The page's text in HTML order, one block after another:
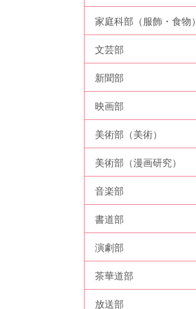
家庭科部（服飾・食物）
文芸部
新聞部
映画部
美術部（美術）
美術部（漫画研究）
音楽部
書道部
演劇部
茶華道部
放送部